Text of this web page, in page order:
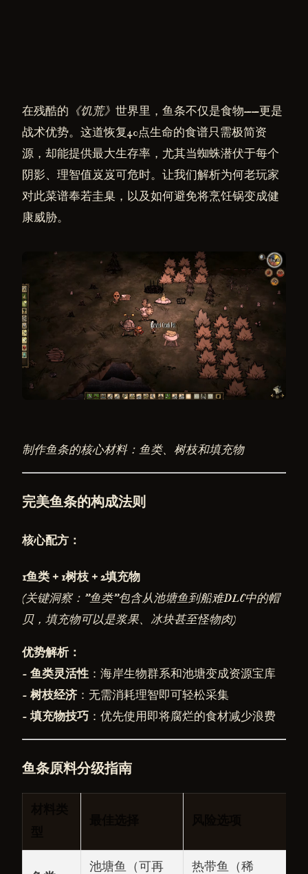
在残酷的 《饥荒》 世界里，鱼条不仅是食物——更是
战术优势。这道恢复40点生命的食谱只需极简资
源，却能提供最大生存率，尤其当蜘蛛潜伏于每个
阴影、理智值岌岌可危时。让我们解析为何老玩家
对此菜谱奉若圭臬，以及如何避免将烹饪锅变成健
康威胁。
制作鱼条的核心材料：鱼类、树枝和填充物
完美鱼条的构成法则
核心配方：
1鱼类 + 1树枝 + 2填充物
(关键洞察："鱼类"包含从池塘鱼到船难DLC中的帽
贝，填充物可以是浆果、冰块甚至怪物肉)
优势解析：
- 鱼类灵活性：海岸生物群系和池塘变成资源宝库
- 树枝经济 ：无需消耗理智即可轻松采集
- 填充物技巧 ：优先使用即将腐烂的食材减少浪费
鱼条原料分级指南
池塘鱼（可再
热带鱼（稀